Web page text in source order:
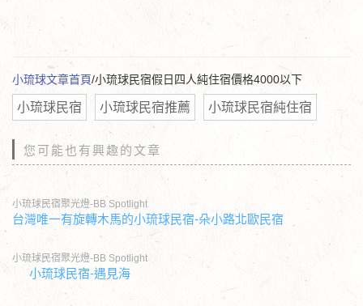
小琉球文章首頁/小琉球民宿假日四人純住宿價格4000以下
小琉球民宿 小琉球民宿推薦 小琉球民宿純住宿
您可能也有興趣的文章
小琉球民宿聚光燈-BB Spotlight
台灣唯一有旋轉木馬的小琉球民宿-朵小路北歐民宿
小琉球民宿聚光燈-BB Spotlight
小琉球民宿-遇見海